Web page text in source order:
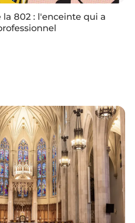
la 802 : l'enceinte qui a